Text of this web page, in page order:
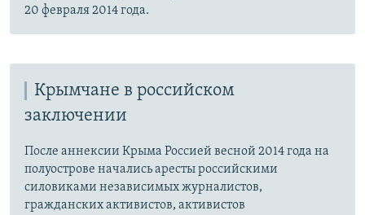
20 февраля 2014 года.
Крымчане в российском
заключении
После аннексии Крыма Россией весной 2014 года на
полуострове начались аресты российскими
силовиками независимых журналистов,
гражданских активистов, активистов